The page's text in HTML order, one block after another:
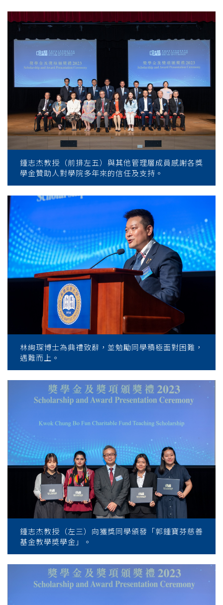
鍾志杰教授（前排左五）與其他管理層成員感謝各獎
學金贊助人對學院多年來的信任及支持。
林絢琛博士為典禮致辭，並勉勵同學積極面對困難，
遇難而上。
鍾志杰教授（左三）向獲獎同學頒發「郭鍾寶芬慈善
基金教學奬學金」。